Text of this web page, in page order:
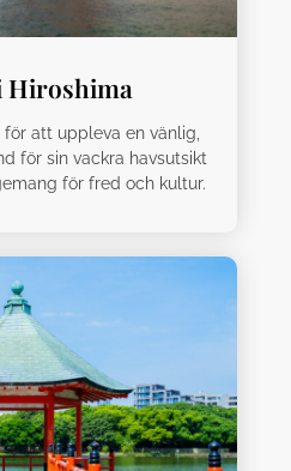
Hiroshima
att uppleva en vänlig,
för sin vackra havsutsikt
för fred och kultur.